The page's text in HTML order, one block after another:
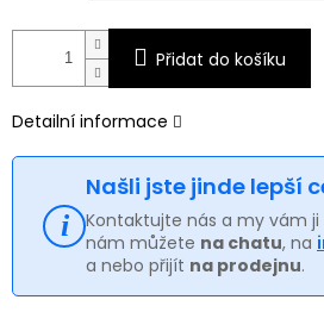
Přidat do košíku
Detailní informace
Našli jste jinde lepší
Kontaktujte nás a my vám
nám můžete na chatu, na
a nebo přijít na prodejnu.